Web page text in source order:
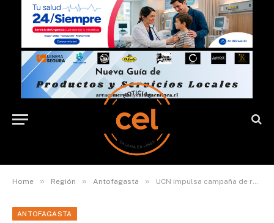
Home » Región » Antofagasta » UCN impulsa campaña de recolección de útiles de aseo para las mujeres del Hogar Don Orione
ANTOFAGASTA